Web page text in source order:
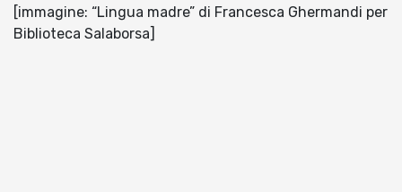
[immagine: “Lingua madre” di Francesca Ghermandi per
Biblioteca Salaborsa]